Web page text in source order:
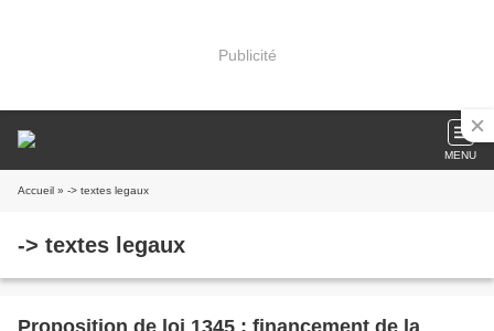
Publicité
MENU
Accueil » -> textes legaux
-> textes legaux
Proposition de loi 1345 : financement de la